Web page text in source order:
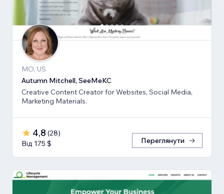
MO, US
Autumn Mitchell, SeeMeKC
Creative Content Creator for Websites, Social Media,
Marketing Materials.
4,8 (28)
Від 175 $
Переглянути